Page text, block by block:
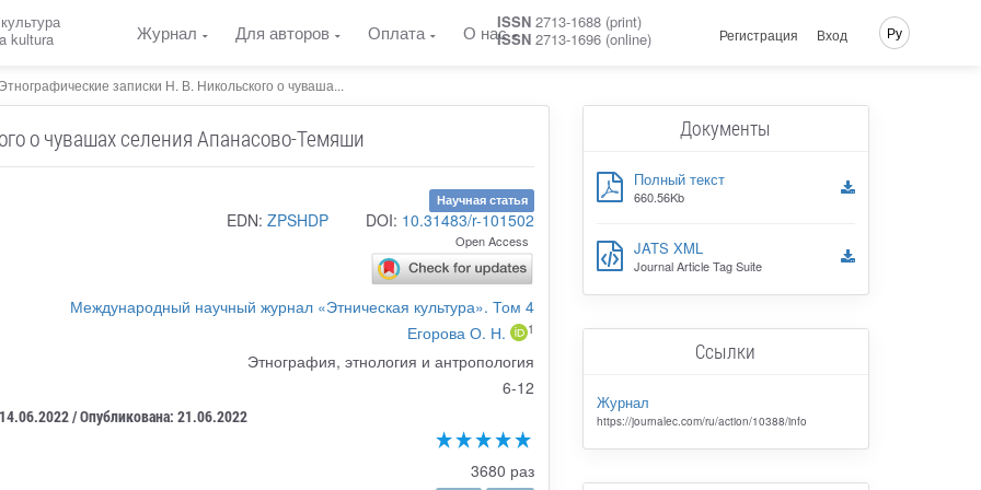
kultura
Журнал Для авторов Оплата О насISSN 2713-1688 (print)
ISSN 2713-1696 (online) Регистрация Вход Ру
записки Н. В. Никольского о чуваша...
о чувашах селения Апанасово-Темяши
Научная статья
EDN: ZPSHDP DOI: 10.31483/r-101502
Open Access
Международный научный журнал «Этническая культура». Том 4
Егорова О. Н.
1
Этнография, этнология и антропология
6-12
/ Опубликована: 21.06.2022
3680 раз
Документы
Полный текст
660.56Kb
JATS XML
Journal Article Tag Suite
Ссылки
Журнал
https://journalec.com/ru/action/10388/info